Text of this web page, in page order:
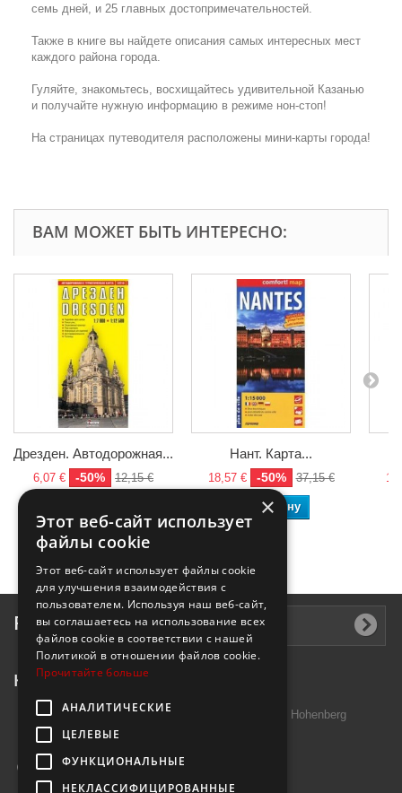
семь дней, и 25 главных достопримечательностей.
Также в книге вы найдете описания самых интересных мест
каждого района города.
Гуляйте, знакомьтесь, восхищайтесь удивительной Казанью
и получайте нужную информацию в режиме нон-стоп!
На страницах путеводителя расположены мини-карты города!
ВАМ МОЖЕТ БЫТЬ ИНТЕРЕСНО:
Дрезден. Автодорожная...
6,07 € -50% 12,15 €
Нант. Карта...
18,57 € -50% 37,15 €
В корзину
Рассылка
Контактная информация
Introtek GmbH, Hutschenreuther Str. 13 95691 Hohenberg
Deutschland
Звоните нам:
×
Этот веб-сайт использует
файлы cookie
Этот веб-сайт использует файлы cookie
для улучшения взаимодействия с
пользователем. Используя наш веб-сайт,
вы соглашаетесь на использование всех
файлов cookie в соответствии с нашей
Политикой в ​​отношении файлов cookie.
Прочитайте больше
АНАЛИТИЧЕСКИЕ
ЦЕЛЕВЫЕ
ФУНКЦИОНАЛЬНЫЕ
НЕКЛАССИФИЦИРОВАННЫЕ